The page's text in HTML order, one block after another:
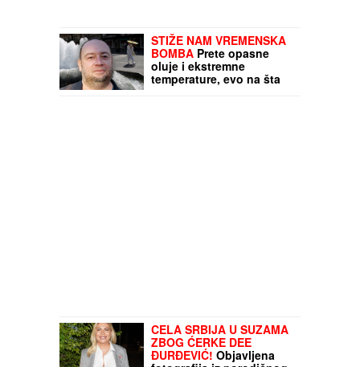
STIŽE NAM VREMENSKA
BOMBA Prete opasne
oluje i ekstremne
temperature, evo na šta
CELA SRBIJA U SUZAMA
ZBOG ĆERKE DEE
ĐURĐEVIĆ! Objavljena